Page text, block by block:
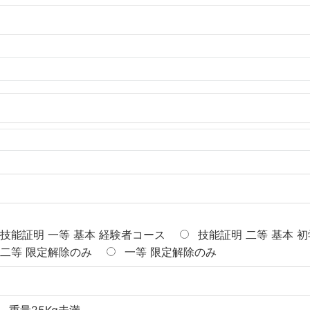
技能証明 一等 基本 経験者コース
技能証明 二等 基本
二等 限定解除のみ 一等 限定解除のみ